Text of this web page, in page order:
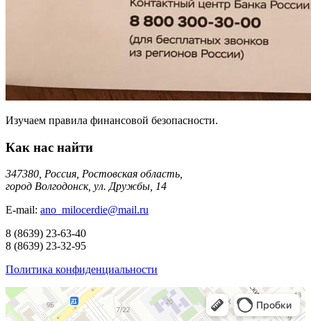
Изучаем правила финансовой безопасности.
Как нас найти
347380, Россия, Ростовская область,
город Волгодонск, ул. Дружбы, 14
E-mail: ano_milocerdie@mail.ru
8 (8639) 23-63-40
8 (8639) 23-32-95
Политика конфиденциальности